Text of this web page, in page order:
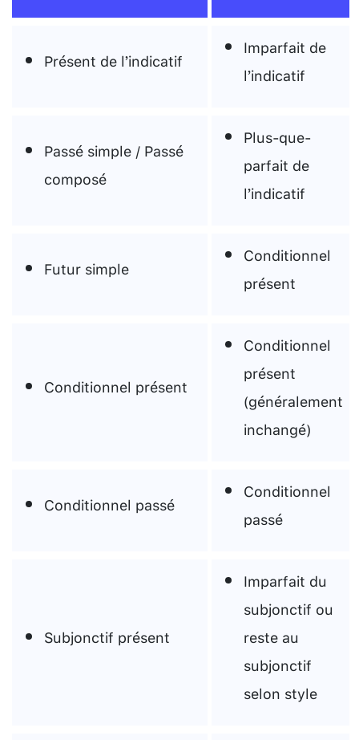
Présent de l’indicatif
Imparfait de
l’indicatif
Passé simple / Passé
composé
Plus-que-
parfait de
l’indicatif
Futur simple
Conditionnel
présent
Conditionnel présent
Conditionnel
présent
(généralement
inchangé)
Conditionnel passé
Conditionnel
passé
Subjonctif présent
Imparfait du
subjonctif ou
reste au
subjonctif
selon style